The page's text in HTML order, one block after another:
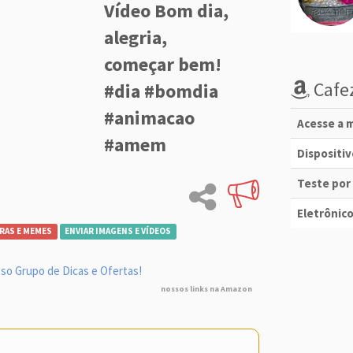
Vídeo Bom dia,
alegria,
começar bem!
#dia #bomdia
#animacao
#amem
E MEMES ENVIAR IMAGENS E VÍDEOS
Grupo de Dicas e Ofertas!
nossos links na Amazon
Acesse a
Teste por